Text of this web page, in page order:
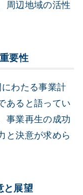
周辺地域の活性
要性
わたる事業計
あると語ってい
事業再生の成功
と決意が求めら
と展望